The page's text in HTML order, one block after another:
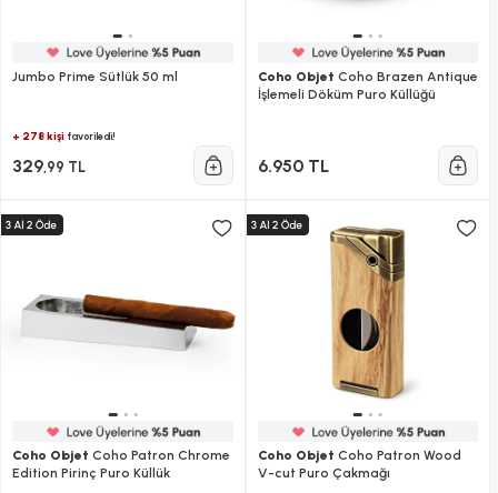
Jumbo Prime Sütlük 50 ml
+ 278 kişi favoriledi!
329,99 TL
Coho Objet Coho Brazen Antique
İşlemeli Döküm Puro Küllüğü
6.950 TL
Coho Objet Coho Patron Chrome
Edition Pirinç Puro Küllük
Coho Objet Coho Patron Wood
V-cut Puro Çakmağı